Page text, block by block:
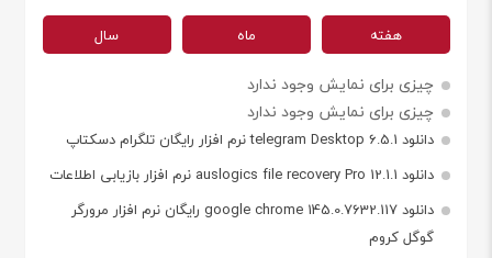
هفته ماه سال
چیزی برای نمایش وجود ندارد
چیزی برای نمایش وجود ندارد
دانلود telegram Desktop 6.5.1 نرم افزار رایگان تلگرام دسکتاپ
دانلود auslogics file recovery Pro 12.1.1 نرم افزار بازیابی اطلاعات
دانلود google chrome 145.0.7632.117 رایگان نرم افزار مرورگر
گوگل کروم